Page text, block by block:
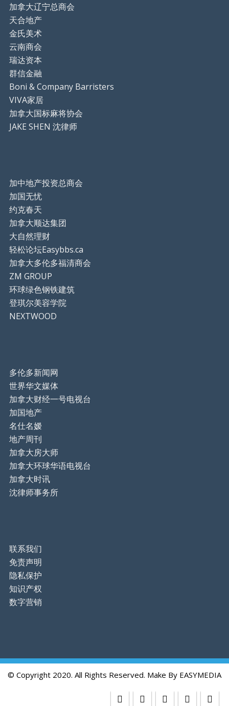
加拿大辽宁总商会
天合地产
金氏美术
云南商会
瑞达资本
群信金融
Boni & Company Barristers
VIVA家居
加拿大国标麻将协会
JAKE SHEN 沈律师
加中地产投资总商会
加国无忧
约克春天
加拿大顺达集团
大自然理财
轻松论坛Easybbs.ca
加拿大多伦多福清商会
ZM GROUP
环球绿色钢铁建筑
登琪尔美容学院
NEXTWOOD
多伦多新闻网
世界华文媒体
加拿大财经一号电视台
加国地产
名仕名嫒
地产周刊
加拿大房大师
加拿大环球华语电视台
加拿大时讯
沈律师事务所
联系我们
免责声明
隐私保护
知识产权
数字营销
© Copyright 2020. All Rights Reserved. Make By EASYMEDIA